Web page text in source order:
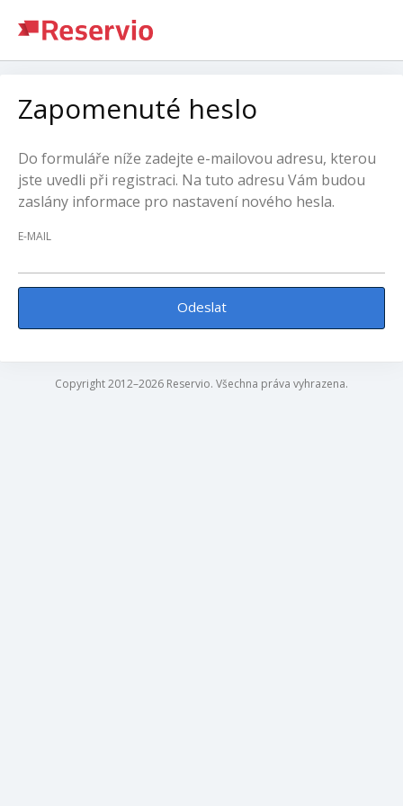
Zapomenuté heslo
Do formuláře níže zadejte e-mailovou adresu, kterou
jste uvedli při registraci. Na tuto adresu Vám budou
zaslány informace pro nastavení nového hesla.
E-MAIL
Odeslat
Copyright 2012–2026 Reservio. Všechna práva vyhrazena.